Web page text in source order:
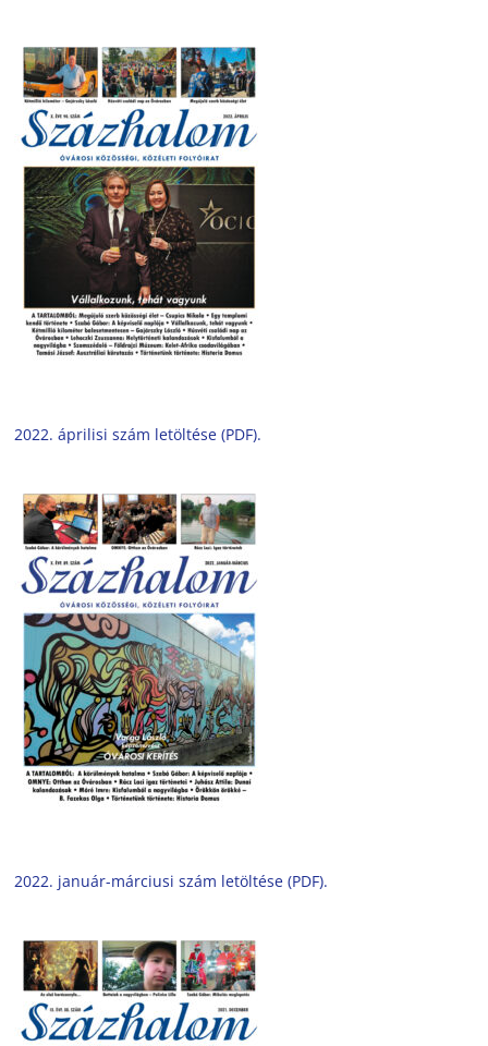
2022. áprilisi szám letöltése (PDF).
2022. január-márciusi szám letöltése (PDF).